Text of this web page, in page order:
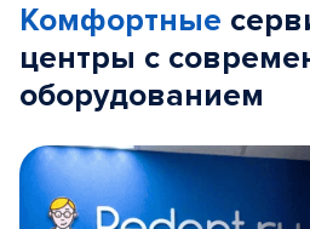
Комфортные
центры с
оборудованием